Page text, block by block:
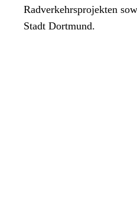
Radverkehrsprojekten
Stadt Dortmund.